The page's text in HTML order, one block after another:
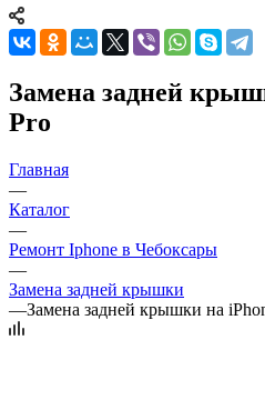
Замена задней
Pro
Главная
—
Каталог
—
Ремонт Iphone в Чебоксары
—
Замена задней крышки
—Замена задней крышки на